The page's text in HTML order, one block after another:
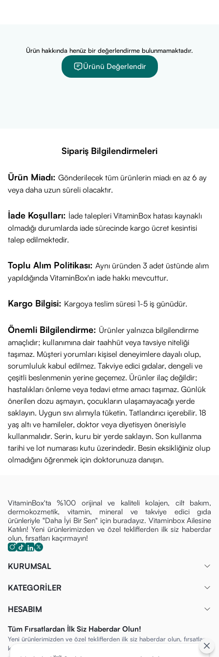
komedojenik) yapısı sayesinde akneye meyilli ciltler için
güvenli bir kullanım sunar.
Öne Çıkan Özellikleri
Oil-Free (Yağsız):Yağ içermeyen formülü sayesinde ciltte
Suya Dayanıklı: Terlemeye ve suya karşı dayanıklı formüle
sahiptir.
Ürün İçeriği
aktifler kullanır.
nesil hibrit filtreler).
savaşmaya ve yağ dengesini sağlamaya yardımcı olur.
Karnozin (%0.20): Antioksidan etkisiyle DNA hasarına karşı
korumaya ve cildin elastikiyetini artırmaya destek olur.
İçermez:Yağ, Paraben, Alkol.
Nasıl Kullanılır?
Kullanmadan önce ürünü iyice çalkalayınız.
Güneşe çıkmadan 20 dakika önce yüz ve boyun bölgesine
bol miktarda uygulayınız.
Günlük kullanımda makyaj bazı olarak kullanıma uygundur.
Ürün hakkında henüz bir değerlendirme bulunmamaktadır.
Ürünü Değerlendir
Sipariş Bilgilendirmeleri
Ürün Miadı: Gönderilecek tüm ürünlerin miadı en az 6 ay
veya daha uzun süreli olacaktır.
İade Koşulları: İade talepleri VitaminBox hatası kaynaklı
olmadığı durumlarda iade sürecinde kargo ücret kesintisi
talep edilmektedir.
Toplu Alım Politikası: Aynı üründen 3 adet üstünde alım
yapıldığında VitaminBox'ın iade hakkı mevcuttur.
Kargo Bilgisi: Kargoya teslim süresi 1-5 iş günüdür.
Önemli Bilgilendirme: Ürünler yalnızca bilgilendirme
amaçlıdır; kullanımına dair taahhüt veya tavsiye niteliği
taşımaz. Müşteri yorumları kişisel deneyimlere dayalı olup,
sorumluluk kabul edilmez. Takviye edici gıdalar, dengeli ve
çeşitli beslenmenin yerine geçemez. Ürünler ilaç değildir;
hastalıkları önleme veya tedavi etme amacı taşımaz. Günlük
önerilen dozu aşmayın, çocukların ulaşamayacağı yerde
saklayın. Uygun sıvı alımıyla tüketin. Tatlandırıcı içerebilir. 18
yaş altı ve hamileler, doktor veya diyetisyen önerisiyle
kullanmalıdır. Serin, kuru bir yerde saklayın. Son kullanma
tarihi ve lot numarası kutu üzerindedir. Besin eksikliğiniz olup
olmadığını öğrenmek için doktorunuza danışın.
VitaminBox'ta %100 orijinal ve kaliteli kolajen, cilt bakım,
dermokozmetik, vitamin, mineral ve takviye edici gıda
ürünleriyle "Daha İyi Bir Sen" için buradayız. Vitaminbox Ailesine
Katılın! Yeni ürünlerimizden ve özel tekliflerden ilk siz haberdar
olun, fırsatları kaçırmayın!
KURUMSAL
KATEGORİLER
HESABIM
Tüm Fırsatlardan İlk Siz Haberdar Olun!
Yeni ürünlerimizden ve özel tekliflerden ilk siz haberdar olun, fırsatları
kaçırmayın!